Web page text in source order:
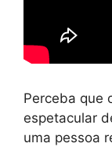
Perceba que
espetacular
uma pessoa